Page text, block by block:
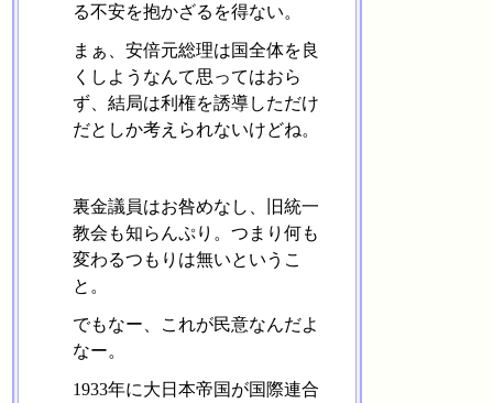
る不安を抱かざるを得ない。
まぁ、安倍元総理は国全体を良
くしようなんて思ってはおら
ず、結局は利権を誘導しただけ
だとしか考えられないけどね。
裏金議員はお咎めなし、旧統一
教会も知らんぷり。つまり何も
変わるつもりは無いというこ
と。
でもなー、これが民意なんだよ
なー。
1933年に大日本帝国が国際連合